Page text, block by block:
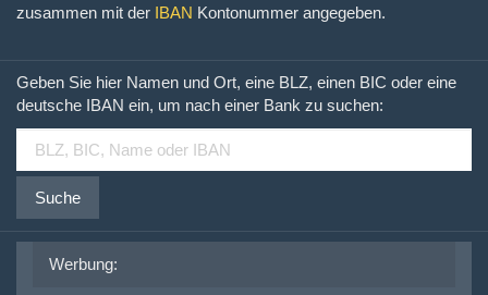
zusammen mit der IBAN Kontonummer angegeben.
Geben Sie hier Namen und Ort, eine BLZ, einen BIC oder eine
deutsche IBAN ein, um nach einer Bank zu suchen:
Suche
Werbung: